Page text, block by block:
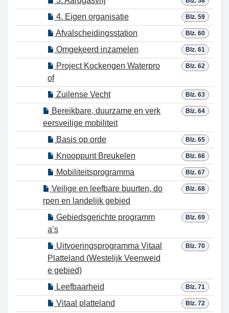
Blz. 59
4. Eigen organisatie
Blz. 60
Afvalscheidingsstation
Blz. 61
Omgekeerd inzamelen
Blz. 62
Project Kockengen Waterpro
of
Blz. 63
Zuilense Vecht
Blz. 64
Bereikbare, duurzame en verk
eersveilige mobiliteit
Blz. 65
Basis op orde
Blz. 66
Knooppunt Breukelen
Blz. 67
Mobiliteitsprogramma
Blz. 68
Veilige en leefbare buurten, do
rpen en landelijk gebied
Blz. 69
Gebiedsgerichte programm
a’s
Blz. 70
Uitvoeringsprogramma Vitaal
Platteland (Westelijk Veenweid
e gebied)
Blz. 71
Leefbaarheid
Blz. 72
Vitaal platteland